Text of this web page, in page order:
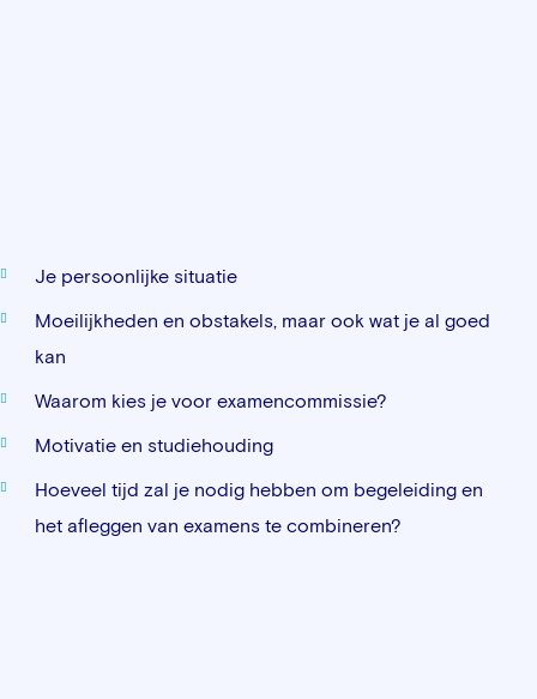
Je persoonlijke situatie
Moeilijkheden en obstakels, maar ook wat je al goed
kan
Waarom kies je voor examencommissie?
Motivatie en studiehouding
Hoeveel tijd zal je nodig hebben om begeleiding en
het afleggen van examens te combineren?